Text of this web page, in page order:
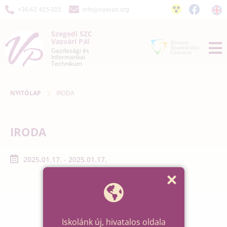
+36-62 425-322 info@vasvari.org
Szegedi SZC
Vasvári Pál
Gazdasági és
Informatikai
Technikum
NYITÓLAP IRODA
IRODA
2025.01.17. - 2025.01.17.
Iskolánk új, hivatalos oldala